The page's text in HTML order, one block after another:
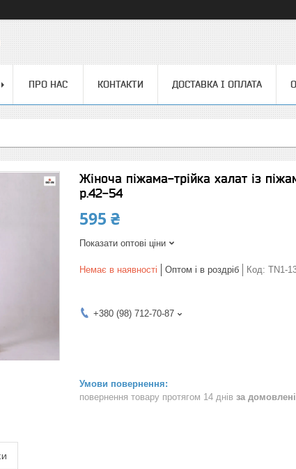
ПРО НАС КОНТАКТИ ДОСТАВКА І ОПЛАТА
Жіноча піжама-трійка халат із
р.42-54
595 ₴
Показати оптові ціни
Немає в наявності Оптом і в роздріб Код: ТN1-
+380 (98) 712-70-87
повернення товару протягом 14 днів за